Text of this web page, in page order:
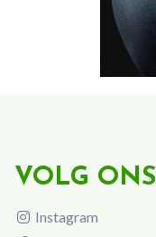
VOLG ONS
Instagram